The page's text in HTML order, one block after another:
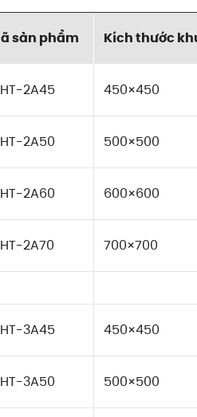
sản phẩm Kích thước
2A45 450×450
2A50 500×500
2A60 600×600
2A70 700×700
3A45 450×450
3A50 500×500